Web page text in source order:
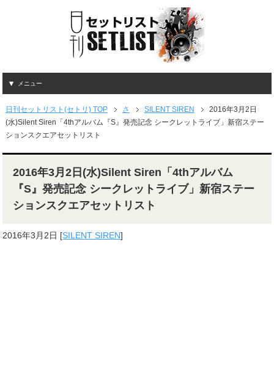
メニュー
日刊セットリスト(セトリ) TOP さ SILENT SIREN
2016年3月2日
(水)Silent Siren「4thアルバム『S』発売記念 シークレットライブ」新宿ステー
ションスクエアセットリスト
2016年3月2日(水)Silent Siren「4thアルバム
『S』発売記念 シークレットライブ」新宿ステー
ションスクエアセットリスト
2016年3月2日 [SILENT SIREN]